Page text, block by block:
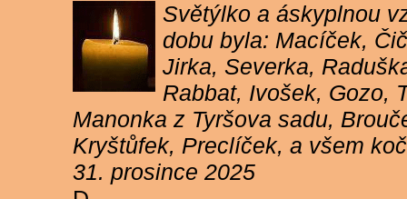
Světýlko a áskyplnou
dobu byla: Macíček,
Jirka, Severka,
Rabbat, Ivošek, Gozo,
Manonka z Tyršova sadu,
Kryštůfek, Preclíček, a všem
31. prosince 2025